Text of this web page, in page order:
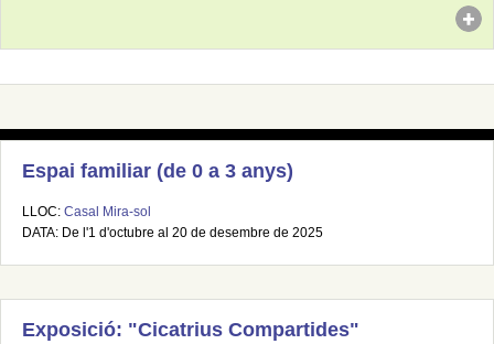
Espai familiar (de 0 a 3 anys)
LLOC: Casal Mira-sol
DATA: De l'1 d'octubre al 20 de desembre de 2025
Exposició: "Cicatrius Compartides"